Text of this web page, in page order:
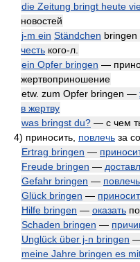
die Zeitung bringt heute
новостей
j-m ein Ständchen
честь кого-л.
ein Opfer bringen —
жертвоприношение
etw. zum Opfer bringen —
в жертву
was bringst du? — с чем
4) приносить, повлечь за
Ertrag bringen —
Freude bringen —
Gefahr bringen — повлечь
Glück bringen —
Hilfe bringen — оказать
Schaden bringen —
Unglück über j-n bringen
meine Jahre bringen es